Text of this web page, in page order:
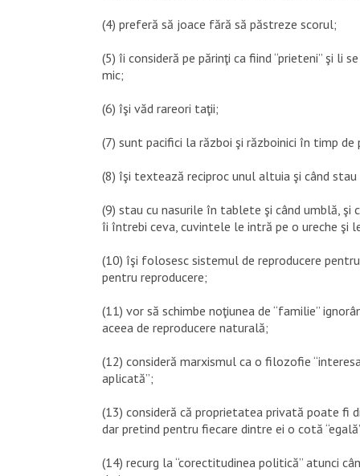
(4) preferă să joace fără să păstreze scorul;
(5) îi consideră pe părinţi ca fiind “prieteni” şi li
mic;
(6) îşi văd rareori taţii;
(7) sunt pacifici la război şi războinici în timp de
(8) îşi textează reciproc unul altuia şi când stau
(9) stau cu nasurile în tablete şi când umblă, şi
îi întrebi ceva, cuvintele le intră pe o ureche şi
(10) îşi folosesc sistemul de reproducere
pentru reproducere;
(11) vor să schimbe noţiunea de “familie”
aceea de reproducere naturală;
(12) consideră marxismul ca o filozofie
aplicată”;
(13) consideră că proprietatea privată poate fi
dar pretind pentru fiecare dintre ei o cotă
(14) recurg la “corectitudinea politică” atunci